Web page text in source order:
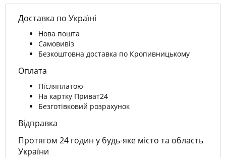
Доставка по Україні
Нова пошта
Самовивіз
Безкоштовна доставка по Кропивницькому
Оплата
Післяплатою
На картку Приват24
Безготівковий розрахунок
Відправка
Протягом 24 годин у будь-яке місто та область
України